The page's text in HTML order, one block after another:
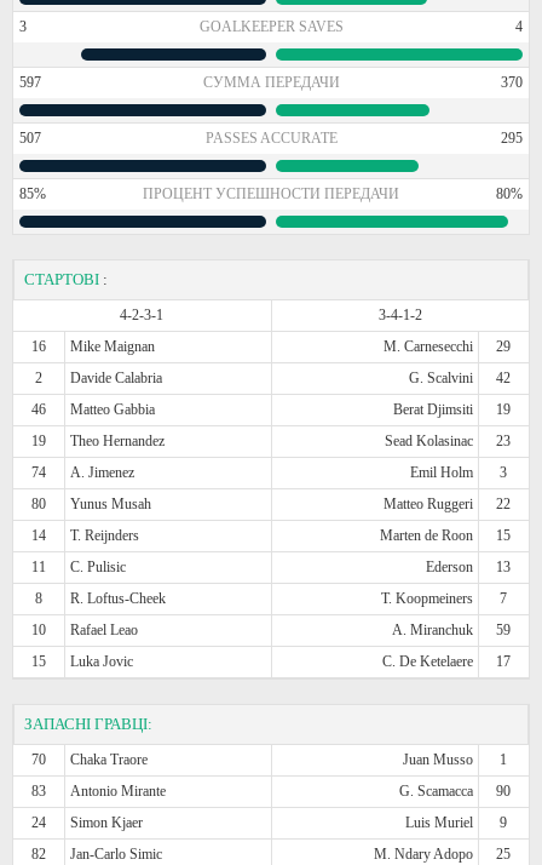
3 GOALKEEPER SAVES 4
597 СУММА ПЕРЕДАЧИ 370
507 PASSES ACCURATE 295
85% ПРОЦЕНТ УСПЕШНОСТИ ПЕРЕДАЧИ 80%
СТАРТОВІ :
4-2-3-1
3-4-1-2
16
Mike Maignan M. Carnesecchi
29
2
Davide Calabria G. Scalvini
42
46
Matteo Gabbia Berat Djimsiti
19
19
Theo Hernandez Sead Kolasinac
23
74
A. Jimenez Emil Holm
3
80
Yunus Musah Matteo Ruggeri
22
14
T. Reijnders Marten de Roon
15
11
C. Pulisic Ederson
13
8
R. Loftus-Cheek T. Koopmeiners
7
10
Rafael Leao A. Miranchuk
59
15
Luka Jovic C. De Ketelaere 17
ЗАПАСНІ ГРАВЦІ:
70 Chaka Traore Juan Musso
1
83
Antonio Mirante G. Scamacca
90
24
Simon Kjaer Luis Muriel
9
82
Jan-Carlo Simic M. Ndary Adopo 25